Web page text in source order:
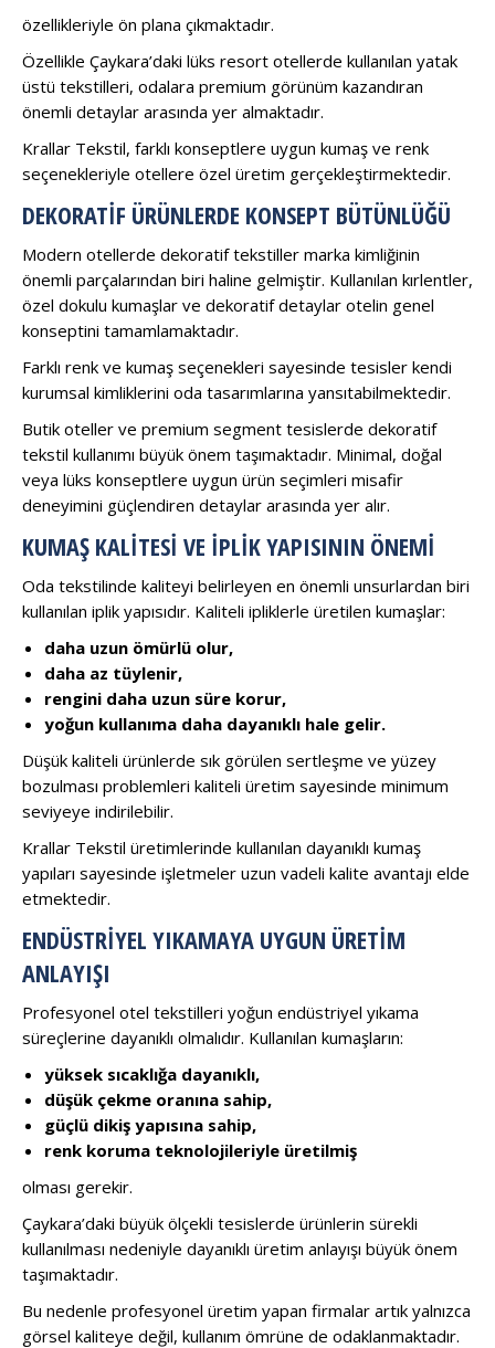
özellikleriyle ön plana çıkmaktadır.
Özellikle Çaykara’daki lüks resort otellerde kullanılan yatak
üstü tekstilleri, odalara premium görünüm kazandıran
önemli detaylar arasında yer almaktadır.
Krallar Tekstil, farklı konseptlere uygun kumaş ve renk
seçenekleriyle otellere özel üretim gerçekleştirmektedir.
DEKORATIF ÜRÜNLERDE KONSEPT BÜTÜNLÜĞÜ
Modern otellerde dekoratif tekstiller marka kimliğinin
önemli parçalarından biri haline gelmiştir. Kullanılan kırlentler,
özel dokulu kumaşlar ve dekoratif detaylar otelin genel
konseptini tamamlamaktadır.
Farklı renk ve kumaş seçenekleri sayesinde tesisler kendi
kurumsal kimliklerini oda tasarımlarına yansıtabilmektedir.
Butik oteller ve premium segment tesislerde dekoratif
tekstil kullanımı büyük önem taşımaktadır. Minimal, doğal
veya lüks konseptlere uygun ürün seçimleri misafir
deneyimini güçlendiren detaylar arasında yer alır.
KUMAŞ KALITESI VE İPLIK YAPISININ ÖNEMI
Oda tekstilinde kaliteyi belirleyen en önemli unsurlardan biri
kullanılan iplik yapısıdır. Kaliteli ipliklerle üretilen kumaşlar:
daha uzun ömürlü olur,
daha az tüylenir,
rengini daha uzun süre korur,
yoğun kullanıma daha dayanıklı hale gelir.
Düşük kaliteli ürünlerde sık görülen sertleşme ve yüzey
bozulması problemleri kaliteli üretim sayesinde minimum
seviyeye indirilebilir.
Krallar Tekstil üretimlerinde kullanılan dayanıklı kumaş
yapıları sayesinde işletmeler uzun vadeli kalite avantajı elde
etmektedir.
ENDÜSTRIYEL YIKAMAYA UYGUN ÜRETIM
ANLAYIŞI
Profesyonel otel tekstilleri yoğun endüstriyel yıkama
süreçlerine dayanıklı olmalıdır. Kullanılan kumaşların:
yüksek sıcaklığa dayanıklı,
düşük çekme oranına sahip,
güçlü dikiş yapısına sahip,
renk koruma teknolojileriyle üretilmiş
olması gerekir.
Çaykara’daki büyük ölçekli tesislerde ürünlerin sürekli
kullanılması nedeniyle dayanıklı üretim anlayışı büyük önem
taşımaktadır.
Bu nedenle profesyonel üretim yapan firmalar artık yalnızca
görsel kaliteye değil, kullanım ömrüne de odaklanmaktadır.